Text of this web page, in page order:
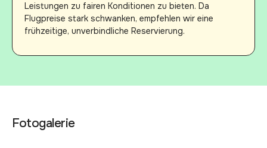
Leistungen zu fairen Konditionen zu bieten. Da
Flugpreise stark schwanken, empfehlen wir eine
frühzeitige, unverbindliche Reservierung.
Fotogalerie